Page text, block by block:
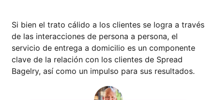
Si bien el trato cálido a los clientes se logra a través
de las interacciones de persona a persona, el
servicio de entrega a domicilio es un componente
clave de la relación con los clientes de Spread
Bagelry, así como un impulso para sus resultados.